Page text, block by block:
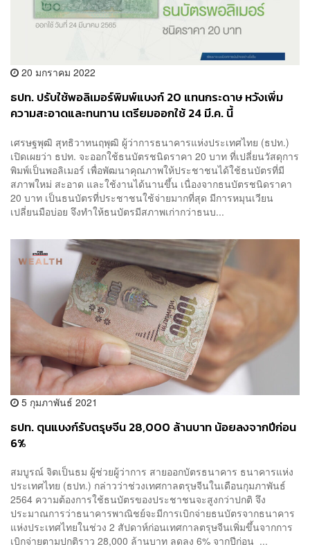
20 มกราคม 2022
ธปท. ปรับใช้พอลิเมอร์พิมพ์แบงก์ 20 แทนกระดาษ หวังเพิ่ม
ความสะอาดและทนทาน เตรียมออกใช้ 24 มี.ค. นี้
เศรษฐพุฒิ สุทธิวาทนฤพุฒิ ผู้ว่าการธนาคารแห่งประเทศไทย (ธปท.)
เปิดเผยว่า ธปท. จะออกใช้ธนบัตรชนิดราคา 20 บาท ที่เปลี่ยนวัสดุการ
พิมพ์เป็นพอลิเมอร์ เพื่อพัฒนาคุณภาพให้ประชาชนได้ใช้ธนบัตรที่มี
สภาพใหม่ สะอาด และใช้งานได้นานขึ้น เนื่องจากธนบัตรชนิดราคา
20 บาท เป็นธนบัตรที่ประชาชนใช้จ่ายมากที่สุด มีการหมุนเวียน
เปลี่ยนมือบ่อย จึงทำให้ธนบัตรมีสภาพเก่ากว่าธนบ...
5 กุมภาพันธ์ 2021
ธปท. ตุนแบงก์รับตรุษจีน 28,000 ล้านบาท น้อยลงจากปีก่อน
6%
สมบูรณ์ จิตเป็นธม ผู้ช่วยผู้ว่าการ สายออกบัตรธนาคาร ธนาคารแห่ง
ประเทศไทย (ธปท.) กล่าวว่าช่วงเทศกาลตรุษจีนในเดือนกุมภาพันธ์
2564 ความต้องการใช้ธนบัตรของประชาชนจะสูงกว่าปกติ จึง
ประมาณการว่าธนาคารพาณิชย์จะมีการเบิกจ่ายธนบัตรจากธนาคาร
แห่งประเทศไทยในช่วง 2 สัปดาห์ก่อนเทศกาลตรุษจีนเพิ่มขึ้นจากการ
เบิกจ่ายตามปกติราว 28,000 ล้านบาท ลดลง 6% จากปีก่อน ...